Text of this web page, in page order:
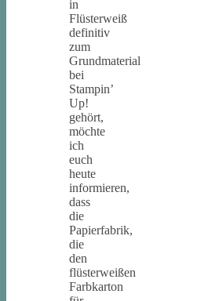
in
Flüsterweiß
definitiv
zum
Grundmaterial
bei
Stampin’
Up!
gehört,
möchte
ich
euch
heute
informieren,
dass
die
Papierfabrik,
die
den
flüsterweißen
Farbkarton